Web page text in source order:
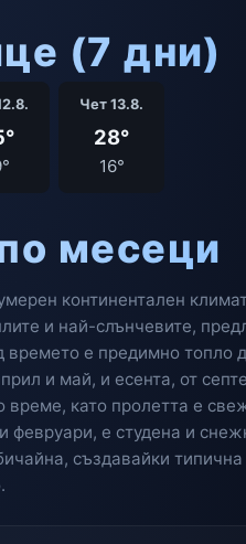
(7 дни)
Чет 13.8.
28°
16°
месеци
континентален
и най-слънчевите,
времето е предимно топло
и май, и есента, от
като пролетта е
е студена и
създавайки